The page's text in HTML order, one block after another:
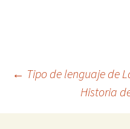
de
← Tipo de lenguaje de
Historia